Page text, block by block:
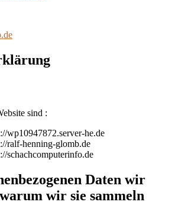
sind :
wp10947872.server-he.de
ralf-henning-glomb.de
schachcomputerinfo.de
Daten wir
wir sie sammeln